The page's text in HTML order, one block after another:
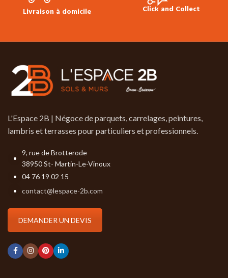
Livraison à domicile Click and Collect
L'Espace 2B | Négoce de parquets, carrelages, peintures,
lambris et terrasses pour particuliers et professionnels.
9, rue de Brotterode
38950 St- Martin-Le-Vinoux
04 76 19 02 15
contact@lespace-2b.com
DEMANDER UN DEVIS